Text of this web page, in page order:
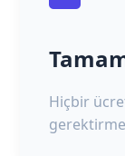
Hiçbir